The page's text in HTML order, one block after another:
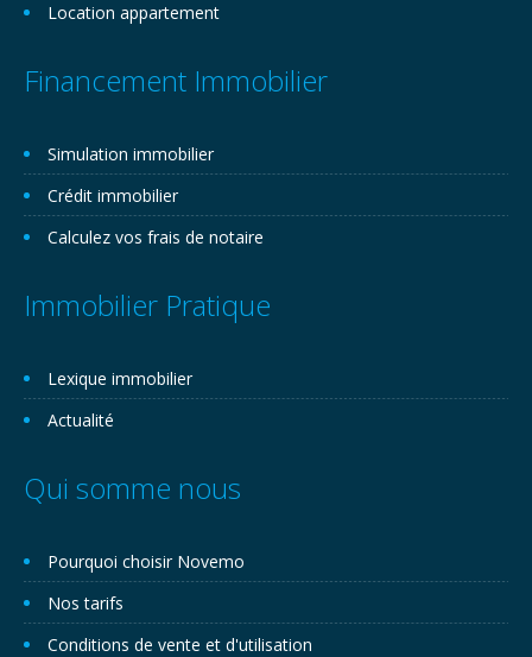
Location appartement
Financement Immobilier
Simulation immobilier
Crédit immobilier
Calculez vos frais de notaire
Immobilier Pratique
Lexique immobilier
Actualité
Qui somme nous
Pourquoi choisir Novemo
Nos tarifs
Conditions de vente et d'utilisation